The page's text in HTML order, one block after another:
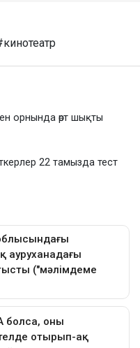
орнында өрт шықты
22 тамызда тест